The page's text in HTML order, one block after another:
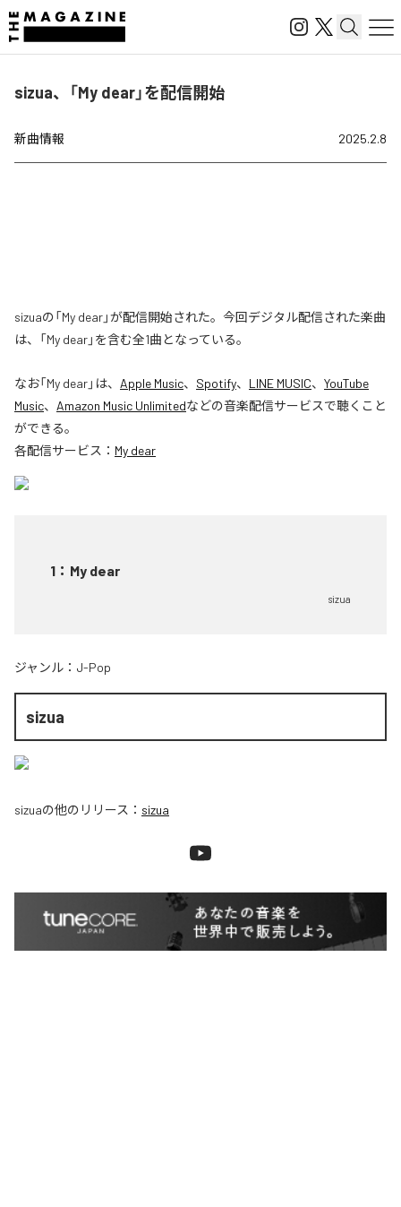
sizua、「My dear」を配信開始
新曲情報 2025.2.8
sizuaの「My dear」が配信開始された。今回デジタル配信された楽曲
は、「My dear」を含む全1曲となっている。
なお「My dear」は、 Apple Music、 Spotify、 LINE MUSIC、 YouTube
Music、 Amazon Music Unlimitedなどの音楽配信サービスで聴くこと
ができる。
各配信サービス： My dear
1 ： My dear
sizua
ジャンル： J-Pop
sizua
sizuaの他のリリース： sizua